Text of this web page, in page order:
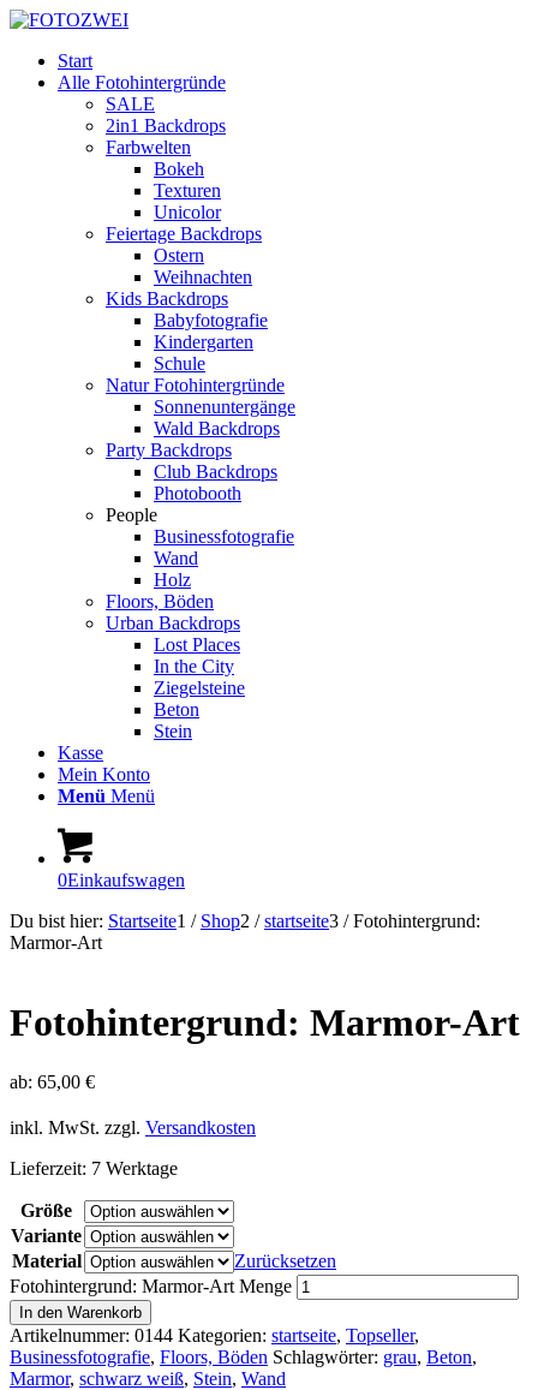
Start
Alle Fotohintergründe
SALE
2in1 Backdrops
Farbwelten
Bokeh
Texturen
Unicolor
Feiertage Backdrops
Ostern
Weihnachten
Kids Backdrops
Babyfotografie
Kindergarten
Schule
Natur Fotohintergründe
Sonnenuntergänge
Wald Backdrops
Party Backdrops
Club Backdrops
Photobooth
People
Businessfotografie
Wand
Holz
Floors, Böden
Urban Backdrops
Lost Places
In the City
Ziegelsteine
Beton
Stein
Kasse
Mein Konto
Menü Menü
0Einkaufswagen
Du bist hier: Startseite1 / Shop2 / startseite3 / Fotohintergrund:
Marmor-Art
Fotohintergrund: Marmor-Art
ab: 65,00 €
inkl. MwSt. zzgl. Versandkosten
Lieferzeit: 7 Werktage
Größe
Variante
Material
Zurücksetzen
Fotohintergrund: Marmor-Art Menge
In den Warenkorb
Artikelnummer: 0144 Kategorien: startseite, Topseller,
Businessfotografie, Floors, Böden Schlagwörter: grau, Beton,
Marmor, schwarz weiß, Stein, Wand